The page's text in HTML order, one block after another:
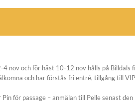
nov och för häst 10-12 nov hålls på Billdals
och har förstås fri entré, tillgång till
för passage – anmälan till Pelle senast